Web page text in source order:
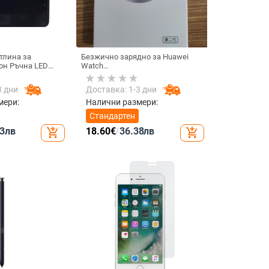
за
Ръчна LED
излъчване
Запълваща
телефон
дни
лв add_shopping_cart
Безжично зарядно за Huawei
Watch
GT6/GT5/Watch5/Watch4/GT4 –
метален корпус, магнитно
зареждане, QC 3.0 бързо
зареждане, 5W изход
Доставка: 1-3 дни
Налични размери:
Стандартен
18.60€/36.38лв add_shopping_cart